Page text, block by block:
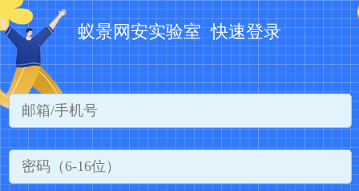
蚁景网安实验室 快速登录